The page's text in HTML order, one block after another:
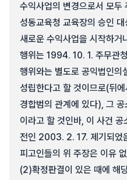
수익사업의 변경으로서 모두
성동교육청 교육장의 승인
새로운 수익사업을 시작하거
행위는 1994. 10. 1. 주무관
행위와는 별도로 공익법인의
성립한다고 할 것이므로(뒤
경합범의 관계에 있다), 그
이라고 할 것인바, 이 사건 공
전인 2003. 2. 17. 제기되었
피고인들의 위 주장은 이유
(2)확정판결이 있은 때에 해